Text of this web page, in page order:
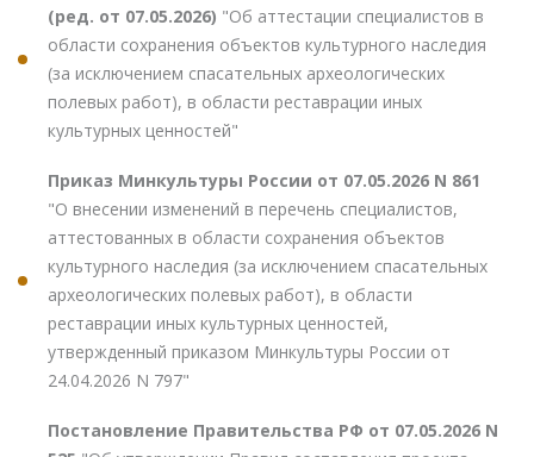
(ред. от 07.05.2026) "Об аттестации специалистов в
области сохранения объектов культурного наследия
(за исключением спасательных археологических
полевых работ), в области реставрации иных
культурных ценностей"
Приказ Минкультуры России от 07.05.2026 N 861
"О внесении изменений в перечень специалистов,
аттестованных в области сохранения объектов
культурного наследия (за исключением спасательных
археологических полевых работ), в области
реставрации иных культурных ценностей,
утвержденный приказом Минкультуры России от
24.04.2026 N 797"
Постановление Правительства РФ от 07.05.2026 N